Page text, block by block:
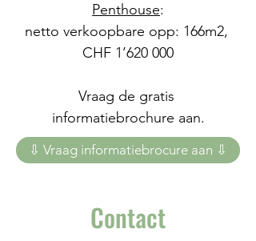
Penthouse:
netto verkoopbare opp: 166m2,
CHF 1’620 000
Vraag de gratis
informatiebrochure aan.
⇩ Vraag informatiebrocure aan ⇩
Contact